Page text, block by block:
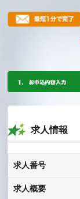
求人情報
求人番号
求人概要